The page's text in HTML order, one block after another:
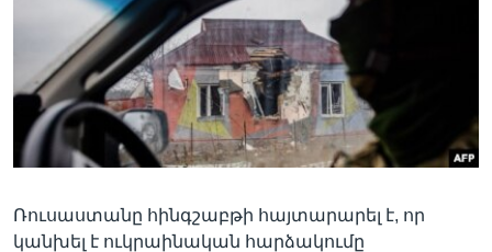
Լեզուներ
Ռուսաստանը հինգշաբթի հայտարարել է, որ
կանխել է ուկրաինական հարձակումը